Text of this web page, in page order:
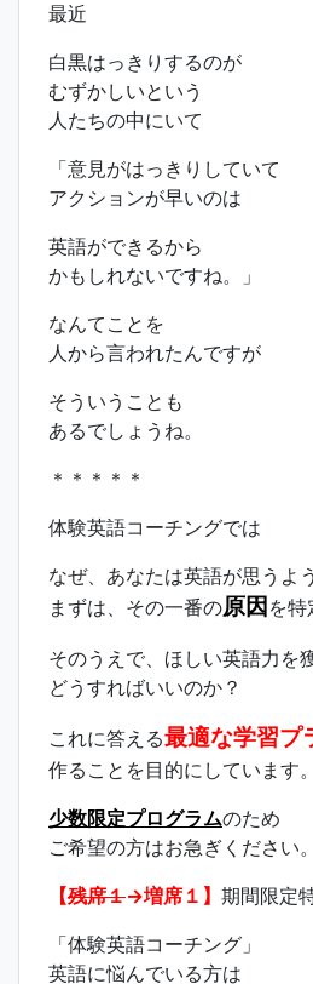
最近
白黒はっきりするのが
むずかしいという
人たちの中にいて
「意見がはっきりしていて
アクションが早いのは
英語ができるから
かもしれないですね。」
なんてことを
人から言われたんですが
そういうことも
あるでしょうね。
＊＊＊＊＊
体験英語コーチングでは
なぜ、あなたは英語が思うよ
まずは、その一番の原因 を特
そのうえで、ほしい英語力を
どうすればいいのか？
これに答える最適な学習プ
作ることを目的にしています。
少数限定プログラムのため
ご希望の方はお急ぎください。
【残席１→増席１】 期間限定
「体験英語コーチング」
英語に悩んでいる方は